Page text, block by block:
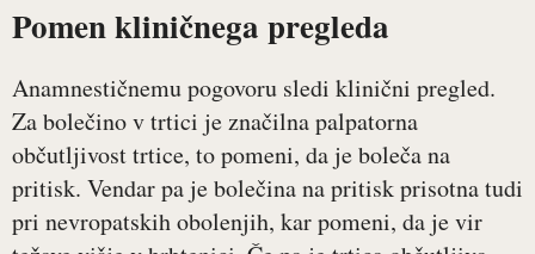
Pomen kliničnega pregleda
Anamnestičnemu pogovoru sledi klinični pregled.
Za bolečino v trtici je značilna palpatorna
občutljivost trtice, to pomeni, da je boleča na
pritisk. Vendar pa je bolečina na pritisk prisotna tudi
pri nevropatskih obolenjih, kar pomeni, da je vir